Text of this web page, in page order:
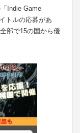
Indie Game
トルの応募があ
部で15の国から優